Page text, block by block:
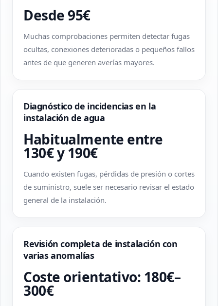
Desde 95€
Muchas comprobaciones permiten detectar fugas
ocultas, conexiones deterioradas o pequeños fallos
antes de que generen averías mayores.
Diagnóstico de incidencias en la
instalación de agua
Habitualmente entre
130€ y 190€
Cuando existen fugas, pérdidas de presión o cortes
de suministro, suele ser necesario revisar el estado
general de la instalación.
Revisión completa de instalación con
varias anomalías
Coste orientativo: 180€–
300€